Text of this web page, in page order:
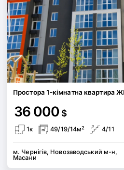
Простора 1-кімнатна квартира
36 000 $
1к 49/19/14м2 4/11
м. Чернігів, Новозаводський м-н,
Масани